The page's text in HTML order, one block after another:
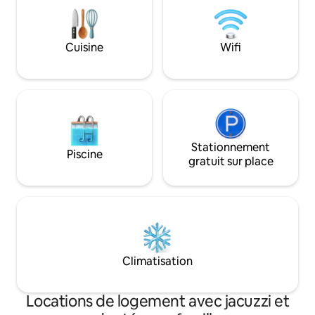
une grande salle
se détendre et
faire un puzzle,
voulez aller sur
n'y a pas d'accès
Cuisine Wifi
Piscine
Stationnement
gratuit sur place
Climatisation
Locations de logement avec jacuzzi et